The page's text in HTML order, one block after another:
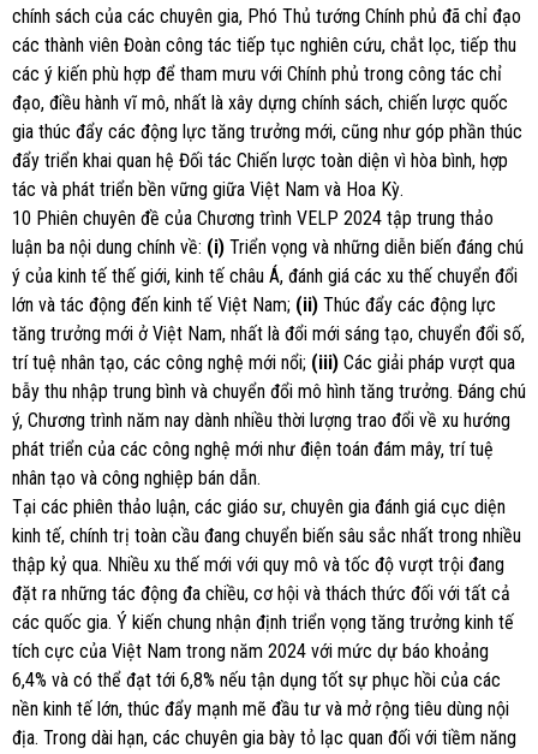
chính sách của các chuyên gia, Phó Thủ tướng Chính phủ đã chỉ đạo
các thành viên Đoàn công tác tiếp tục nghiên cứu, chắt lọc, tiếp thu
các ý kiến phù hợp để tham mưu với Chính phủ trong công tác chỉ
đạo, điều hành vĩ mô, nhất là xây dựng chính sách, chiến lược quốc
gia thúc đẩy các động lực tăng trưởng mới, cũng như góp phần thúc
đẩy triển khai quan hệ Đối tác Chiến lược toàn diện vì hòa bình, hợp
tác và phát triển bền vững giữa Việt Nam và Hoa Kỳ.
10 Phiên chuyên đề của Chương trình VELP 2024 tập trung thảo
luận ba nội dung chính về: (i) Triển vọng và những diễn biến đáng chú
ý của kinh tế thế giới, kinh tế châu Á, đánh giá các xu thế chuyển đổi
lớn và tác động đến kinh tế Việt Nam; (ii) Thúc đẩy các động lực
tăng trưởng mới ở Việt Nam, nhất là đổi mới sáng tạo, chuyển đổi số,
trí tuệ nhân tạo, các công nghệ mới nổi; (iii) Các giải pháp vượt qua
bẫy thu nhập trung bình và chuyển đổi mô hình tăng trưởng. Đáng chú
ý, Chương trình năm nay dành nhiều thời lượng trao đổi về xu hướng
phát triển của các công nghệ mới như điện toán đám mây, trí tuệ
nhân tạo và công nghiệp bán dẫn.
Tại các phiên thảo luận, các giáo sư, chuyên gia đánh giá cục diện
kinh tế, chính trị toàn cầu đang chuyển biến sâu sắc nhất trong nhiều
thập kỷ qua. Nhiều xu thế mới với quy mô và tốc độ vượt trội đang
đặt ra những tác động đa chiều, cơ hội và thách thức đối với tất cả
các quốc gia. Ý kiến chung nhận định triển vọng tăng trưởng kinh tế
tích cực của Việt Nam trong năm 2024 với mức dự báo khoảng
6,4% và có thể đạt tới 6,8% nếu tận dụng tốt sự phục hồi của các
nền kinh tế lớn, thúc đẩy mạnh mẽ đầu tư và mở rộng tiêu dùng nội
địa. Trong dài hạn, các chuyên gia bày tỏ lạc quan đối với tiềm năng